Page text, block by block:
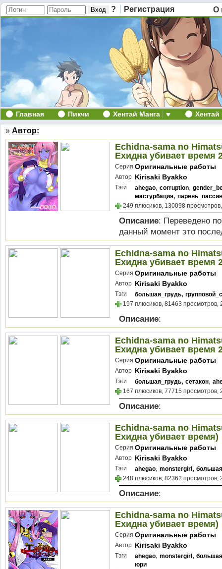
? Регистрация О
Главная Пикчи Хентай Манга
» Автор:
Echidna-sama no
Ехидна убивает время
Серия Оригинальные работы
Автор Kirisaki Byakko
Тэги ahegao, corruption,
мастурбация, парень_пассив
249 плюсиков, 130098
Описание: Переведено
данный момент это
Echidna-sama no
Ехидна убивает время
Серия Оригинальные работы
Автор Kirisaki Byakko
Тэги большая_грудь,
197 плюсиков, 81463 просмотров,
Описание:
Echidna-sama no
Ехидна убивает время
Серия Оригинальные работы
Автор Kirisaki Byakko
Тэги большая_грудь, сетакон,
167 плюсиков, 77715 просмотров,
Описание:
Echidna-sama no
Ехидна убивает время)
Серия Оригинальные работы
Автор Kirisaki Byakko
Тэги ahegao, monstergirl ,
248 плюсиков, 82362 просмотров,
Описание:
Echidna-sama no
Ехидна убивает время)
Серия Оригинальные работы
Автор Kirisaki Byakko
Тэги ahegao, monstergirl ,
юри